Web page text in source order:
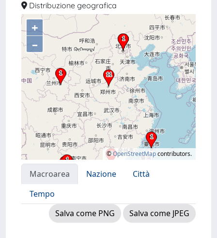
Distribuzione geografica
+
–
©OpenStreetMapcontributors.
Macroarea Nazione
Città
Tempo
Salva come PNG
Salva come JPEG